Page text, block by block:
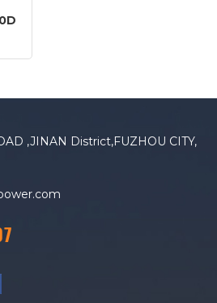
,JINAN District,FUZHOU CITY,